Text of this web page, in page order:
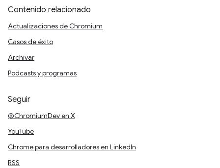
Contenido relacionado
Actualizaciones de Chromium
Casos de éxito
Archivar
Podcasts y programas
Seguir
@ChromiumDev en X
YouTube
Chrome para desarrolladores en LinkedIn
RSS